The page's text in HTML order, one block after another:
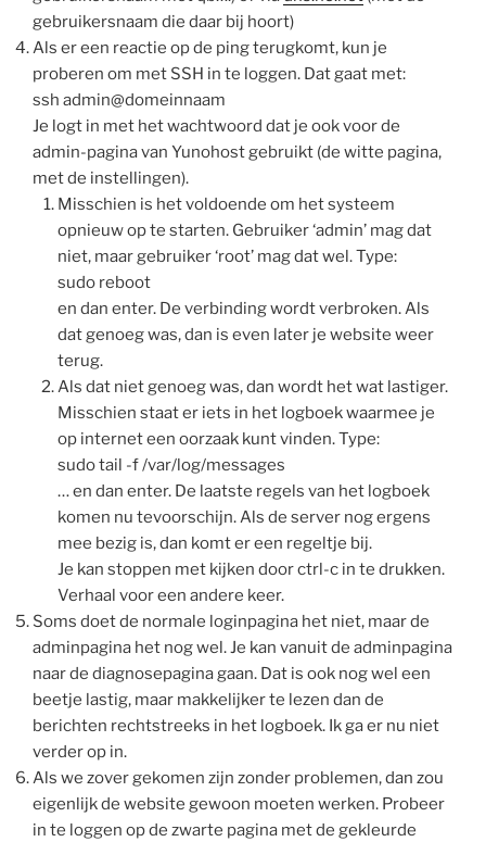
gebruikersnaam die daar bij hoort)
Als er een reactie op de ping terugkomt, kun je
proberen om met SSH in te loggen. Dat gaat met:
ssh admin@domeinnaam
Je logt in met het wachtwoord dat je ook voor de
admin-pagina van Yunohost gebruikt (de witte pagina,
met de instellingen).
Misschien is het voldoende om het systeem
opnieuw op te starten. Gebruiker ‘admin’ mag dat
niet, maar gebruiker ‘root’ mag dat wel. Type:
sudo reboot
en dan enter. De verbinding wordt verbroken. Als
dat genoeg was, dan is even later je website weer
terug.
Als dat niet genoeg was, dan wordt het wat lastiger.
Misschien staat er iets in het logboek waarmee je
op internet een oorzaak kunt vinden. Type:
sudo tail -f /var/log/messages
… en dan enter. De laatste regels van het logboek
komen nu tevoorschijn. Als de server nog ergens
mee bezig is, dan komt er een regeltje bij.
Je kan stoppen met kijken door ctrl-c in te drukken.
Verhaal voor een andere keer.
Soms doet de normale loginpagina het niet, maar de
adminpagina het nog wel. Je kan vanuit de adminpagina
naar de diagnosepagina gaan. Dat is ook nog wel een
beetje lastig, maar makkelijker te lezen dan de
berichten rechtstreeks in het logboek. Ik ga er nu niet
verder op in.
Als we zover gekomen zijn zonder problemen, dan zou
eigenlijk de website gewoon moeten werken. Probeer
in te loggen op de zwarte pagina met de gekleurde